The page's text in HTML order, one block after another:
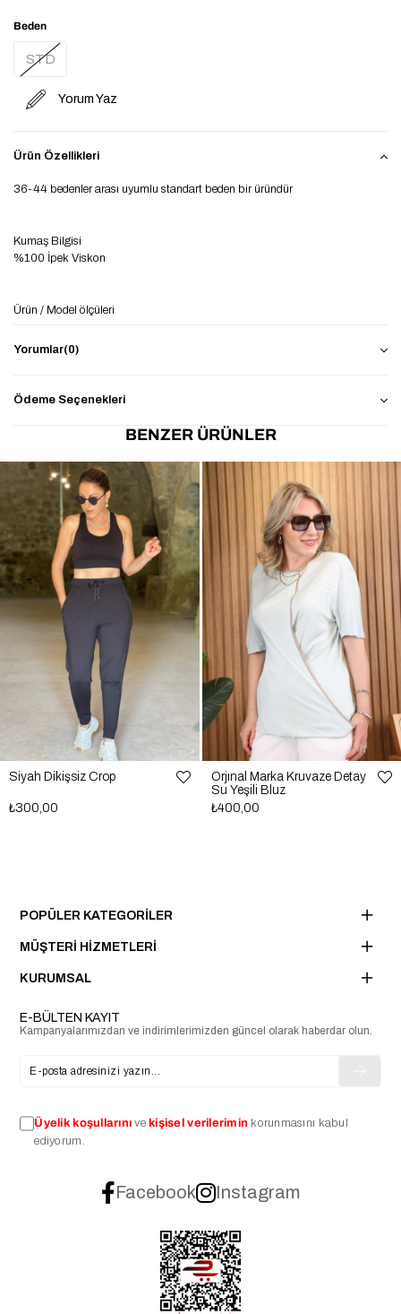
Beden
STD
Yorum Yaz
Ürün Özellikleri
36-44 bedenler arası uyumlu standart beden bir üründür
Kumaş Bilgisi
%100 İpek Viskon
Ürün / Model ölçüleri
Ürün göğüs:116 cm
Yorumlar(0)
Ödeme Seçenekleri
BENZER ÜRÜNLER
Siyah Dikişsiz Crop
₺300,00
Orjınal Marka Kruvaze Detay
Su Yeşili Bluz
₺400,00
POPÜLER KATEGORİLER
MÜŞTERİ HİZMETLERİ
KURUMSAL
E-BÜLTEN KAYIT
Kampanyalarımızdan ve indirimlerimizden güncel olarak haberdar olun.
Üyelik koşullarını vekişisel verilerimin korunmasını kabul
ediyorum.
Facebook Instagram